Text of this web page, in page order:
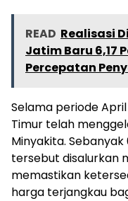
READ Realisasi
Jatim Baru 6,17
Percepatan
Selama periode
Timur telah
Minyakita.
tersebut disalurkan
memastikan
harga terjangkau